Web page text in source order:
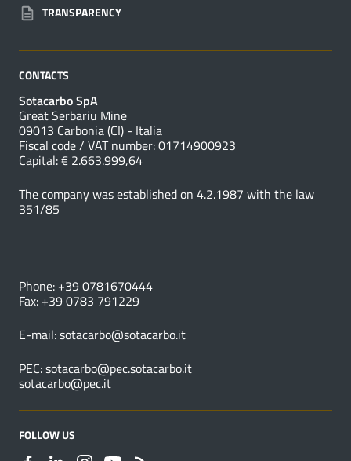
TRANSPARENCY
CONTACTS
Sotacarbo SpA
Great Serbariu Mine
09013 Carbonia (CI) - Italia
Fiscal code / VAT number: 01714900923
Capital: € 2.663.999,64
The company was established on 4.2.1987 with the law
351/85
Phone: +39 0781670444
Fax: +39 0783 791229
E-mail:sotacarbo@sotacarbo.it
PEC:sotacarbo@pec.sotacarbo.it
sotacarbo@pec.it
FOLLOW US